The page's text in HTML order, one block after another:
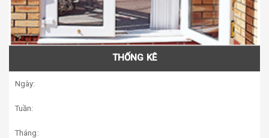
THỐNG KÊ
Ngày:
Tuần:
Tháng: